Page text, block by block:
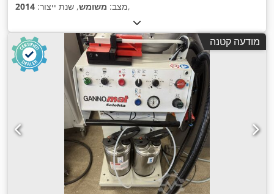
מצב: משומש, שנת ייצור: 2014 ,
מודעה קטנה